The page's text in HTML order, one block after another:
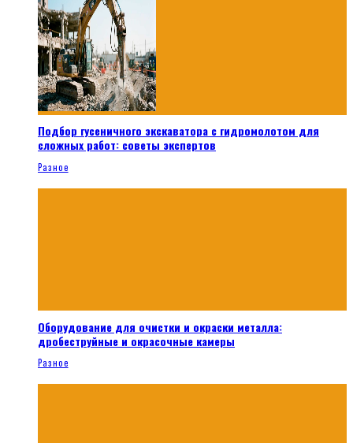
Подбор гусеничного экскаватора с гидромолотом для
сложных работ: советы экспертов
Разное
Оборудование для очистки и окраски металла:
дробеструйные и окрасочные камеры
Разное